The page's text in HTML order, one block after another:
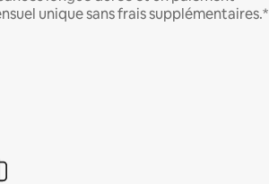
unique sans frais supplémentaires.*